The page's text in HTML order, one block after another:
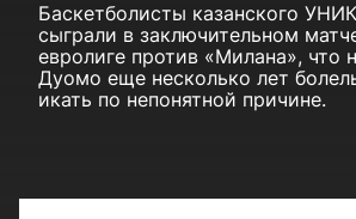
Баскетболисты казанского
сыграли в заключительном
евролиге против «Милана», что
Дуомо еще несколько лет
икать по непонятной причине.